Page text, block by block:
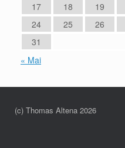
17
18 19
24
25 26
31
« Mai
(c) Thomas Altena 2026